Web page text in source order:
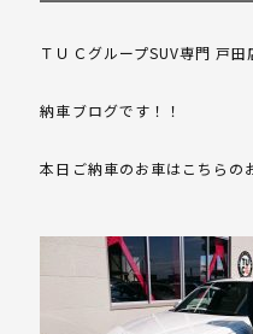
ＴＵＣグループSUV専門 戸
納車ブログです！！
本日ご納車のお車はこちらの